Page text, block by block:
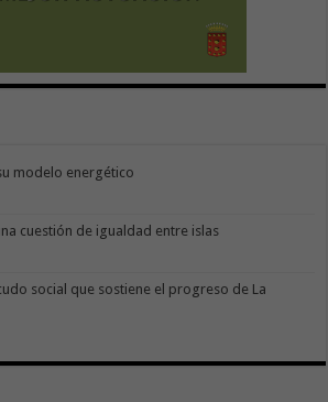
modelo energético
cuestión de igualdad entre islas
social que sostiene el progreso de La